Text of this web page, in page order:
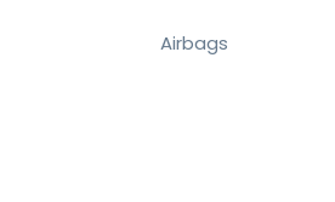
Airbags